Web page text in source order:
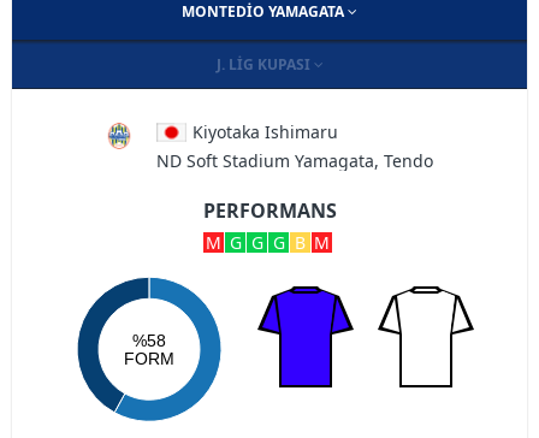
MONTEDIO YAMAGATA
J. LIG KUPASI
Kiyotaka Ishimaru
ND Soft Stadium Yamagata, Tendo
PERFORMANS
M G G G B M
%58
FORM